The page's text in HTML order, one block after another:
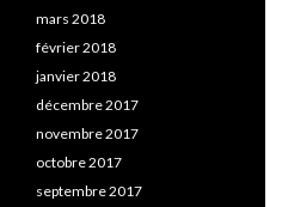
mars 2018
février 2018
janvier 2018
décembre 2017
novembre 2017
octobre 2017
septembre 2017